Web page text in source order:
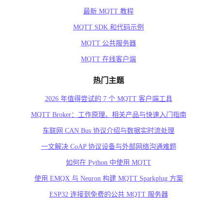
最新 MQTT 教程
MQTT SDK 和代码示例
MQTT 公共服务器
MQTT 在线客户端
热门主题
2026 年值得尝试的 7 个 MQTT 客户端工具
MQTT Broker：工作原理、相关产品与快速入门指南
车联网 CAN Bus 协议介绍与数据实时流处理
一文解决 CoAP 协议设备与外部网络沟通难题
如何在 Python 中使用 MQTT
使用 EMQX 与 Neuron 构建 MQTT Sparkplug 方案
ESP32 连接到免费的公共 MQTT 服务器